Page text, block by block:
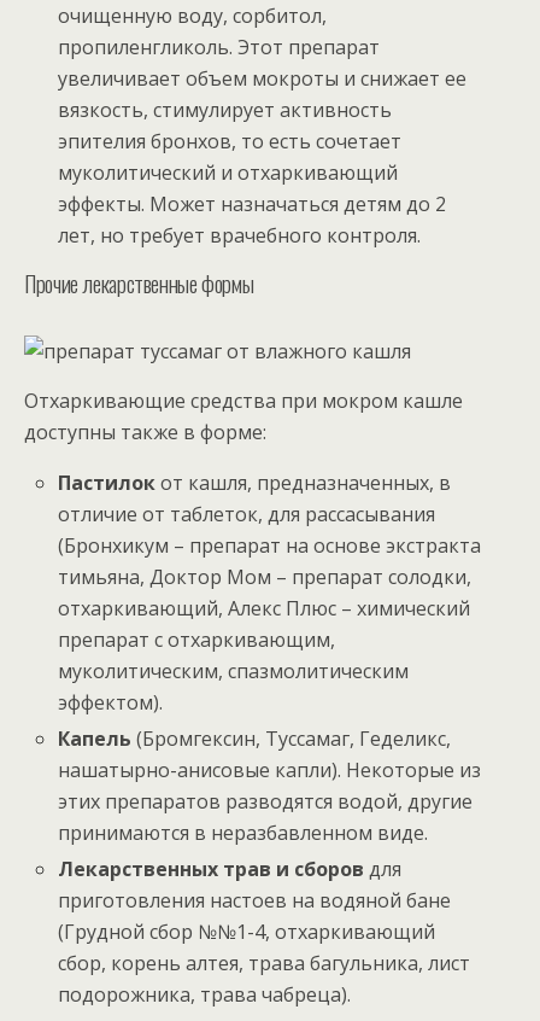
очищенную воду, сорбитол,
пропиленгликоль. Этот препарат
увеличивает объем мокроты и снижает ее
вязкость, стимулирует активность
эпителия бронхов, то есть сочетает
муколитический и отхаркивающий
эффекты. Может назначаться детям до 2
лет, но требует врачебного контроля.
Прочие лекарственные формы
Отхаркивающие средства при мокром кашле
доступны также в форме:
Пастилокот кашля, предназначенных, в
отличие от таблеток, для рассасывания
(Бронхикум – препарат на основе экстракта
тимьяна, Доктор Мом – препарат солодки,
отхаркивающий, Алекс Плюс – химический
препарат с отхаркивающим,
муколитическим, спазмолитическим
эффектом).
Капель (Бромгексин, Туссамаг, Геделикс,
нашатырно-анисовые капли). Некоторые из
этих препаратов разводятся водой, другие
принимаются в неразбавленном виде.
Лекарственных трав и сборов для
приготовления настоев на водяной бане
(Грудной сбор №№1-4, отхаркивающий
сбор, корень алтея, трава багульника, лист
подорожника, трава чабреца).